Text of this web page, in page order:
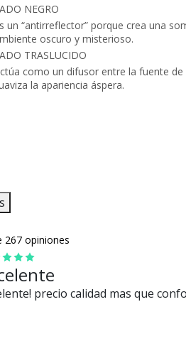
NEGRO
un “antirreflector” porque crea una
oscuro y misterioso.
TRASLUCIDO
como un difusor entre la fuente
la apariencia áspera.
267 opiniones
precio calidad mas que